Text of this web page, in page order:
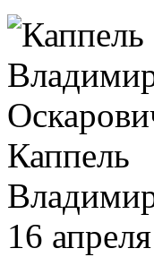
Каппель
16